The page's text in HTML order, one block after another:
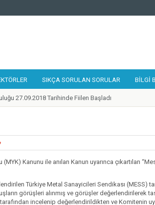
SIKÇA SORULAN SORULAR BILGI
27.09.2018 Tarihinde Fiilen Başladı
Kurulu 17. Toplantısı Gerçekleştirildi
Yeterliliği Hazırlandı
Yeterlilik Güncellendi
Nitelikli İşgücü Sayısı 300.000'e ulaştı
Mesleki Yeterlilik Teşvikleri Yayınlandı
Yeni Yeterlilikler
Kanunu ile anılan Kanun uyarınca çıkartılan
Türkiye Metal Sanayicileri Sendikası (MESS)
görüşleri alınmış ve görüşler değerlendirilerek
incelenip değerlendirildikten ve Komitenin